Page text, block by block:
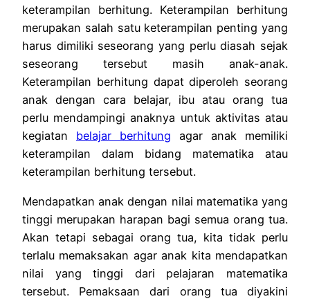
keterampilan berhitung. Keterampilan berhitung
merupakan salah satu keterampilan penting yang
harus dimiliki seseorang yang perlu diasah sejak
seseorang tersebut masih anak-anak.
Keterampilan berhitung dapat diperoleh seorang
anak dengan cara belajar, ibu atau orang tua
perlu mendampingi anaknya untuk aktivitas atau
kegiatan belajar berhitung agar anak memiliki
keterampilan dalam bidang matematika atau
keterampilan berhitung tersebut.
Mendapatkan anak dengan nilai matematika yang
tinggi merupakan harapan bagi semua orang tua.
Akan tetapi sebagai orang tua, kita tidak perlu
terlalu memaksakan agar anak kita mendapatkan
nilai yang tinggi dari pelajaran matematika
tersebut. Pemaksaan dari orang tua diyakini